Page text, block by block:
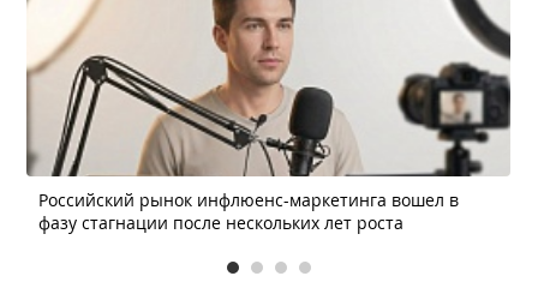
Российский рынок инфлюенс-маркетинга вошел в
фазу стагнации после нескольких лет роста